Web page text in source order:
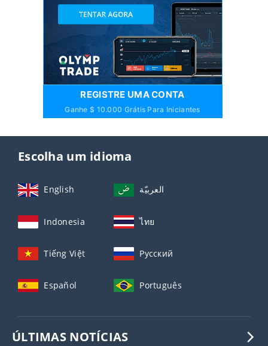
REGISTRE UMA CONTA
Ganhe $ 10.000 Grátis Para Iniciantes
Escolha um idioma
English العربيّة
Indonesia ไทย
Tiếng Việt Русский
Español Português
ÚLTIMAS NOTÍCIAS